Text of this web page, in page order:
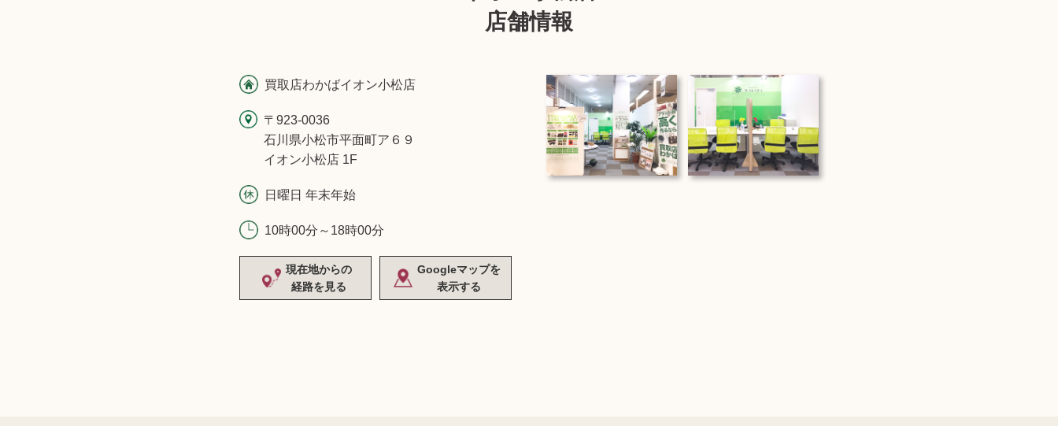
店舗情報
買取店わかばイオン小松店
〒923-0036
石川県小松市平面町ア６９
イオン小松店 1F
日曜日 年末年始
10時00分～18時00分
現在地からの
経路を見る
Googleマップを
表示する